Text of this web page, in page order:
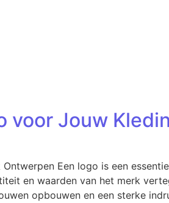
voor Jouw
Een logo is een
en waarden van het merk
opbouwen en een sterke